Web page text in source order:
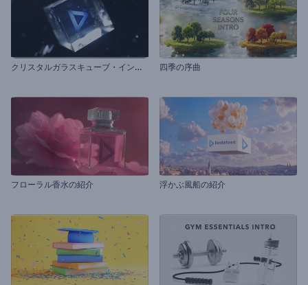
ク
リスタルガラスキューブ・イントロ 四季の序曲
フローラル香水の紹介 浮かぶ風船の紹介